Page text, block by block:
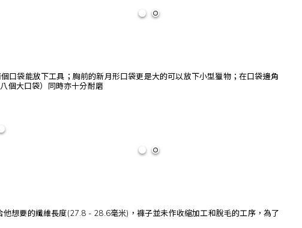
口袋能放下工具；胸前的新月形口袋更是大的可以放下小型獵物；在口袋邊角
個大口袋）同時亦十分耐磨
想要的纖維長度(27.8 - 28.6毫米)，褲子並未作收縮加工和脫毛的工序，為了